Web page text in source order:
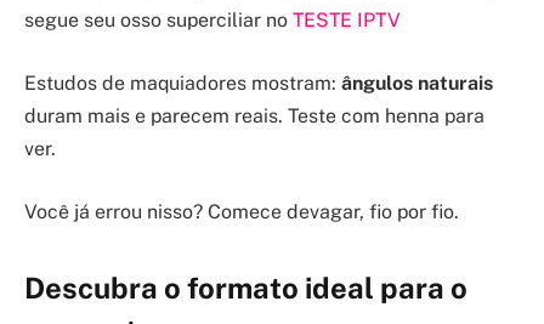
segue seu osso superciliar no TESTE IPTV
Estudos de maquiadores mostram: ângulos naturais
duram mais e parecem reais. Teste com henna para
ver.
Você já errou nisso? Comece devagar, fio por fio.
Descubra o formato ideal para o